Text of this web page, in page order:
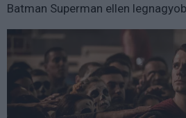
Batman Superman ellen